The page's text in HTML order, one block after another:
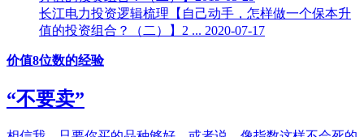
长江电力投资逻辑梳理【自己动手，怎样做一个保本升
值的投资组合？（二）】2 ... 2020-07-17
价值8位数的经验
“不要卖”